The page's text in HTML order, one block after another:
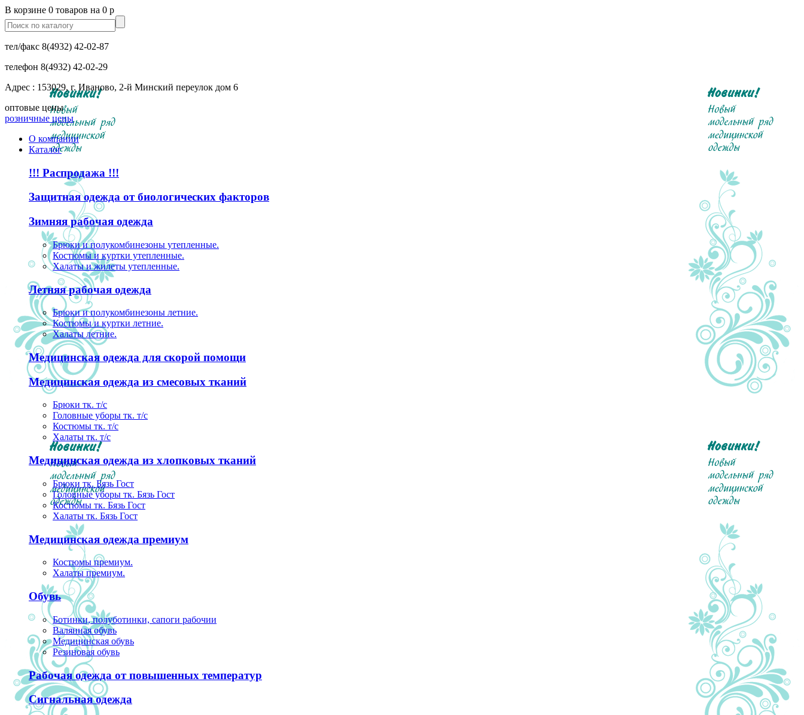
В корзине 0 товаров на 0 р
тел/факс 8(4932) 42-02-87
телефон 8(4932) 42-02-29
Адрес : 153029, г. Иваново, 2-й Минский переулок дом 6
оптовые цены
розничные цены
О компании
Каталог
!!! Распродажа !!!
Защитная одежда от биологических факторов
Зимняя рабочая одежда
Брюки и полукомбинезоны утепленные.
Костюмы и куртки утепленные.
Халаты и жилеты утепленные.
Летняя рабочая одежда
Брюки и полукомбинезоны летние.
Костюмы и куртки летние.
Халаты летние.
Медицинская одежда для скорой помощи
Медицинская одежда из смесовых тканий
Брюки тк. т/с
Головные уборы тк. т/с
Костюмы тк. т/с
Халаты тк. т/с
Медицинская одежда из хлопковых тканий
Брюки тк. Бязь Гост
Головные уборы тк. Бязь Гост
Костюмы тк. Бязь Гост
Халаты тк. Бязь Гост
Медицинская одежда премиум
Костюмы премиум.
Халаты премиум.
Обувь
Ботинки, полуботинки, сапоги рабочии
Валянная обувь
Медицинская обувь
Резиновая обувь
Рабочая одежда от повышенных температур
Сигнальная одежда